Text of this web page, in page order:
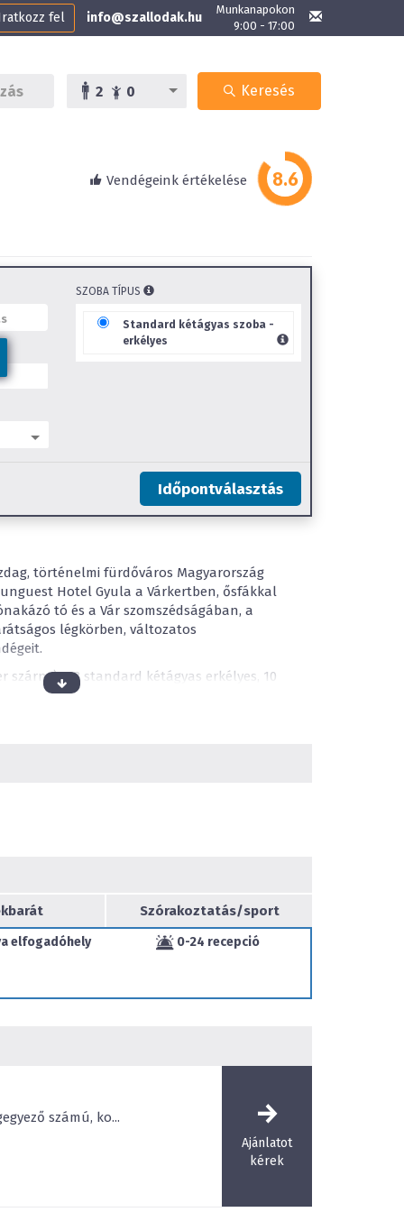
fel info@szallodak.hu
Munkanapokon
9:00 - 17:00
2 0 Keresés
Vendégeink értékelése
SZOBA TÍPUS
Standard kétágyas szoba -
erkélyes
Időpontválasztás
történelmi fürdőváros Magyarország
Hotel Gyula a Várkertben, ősfákkal
tó és a Vár szomszédságában, a
légkörben, változatos
szárny) 153 standard kétágyas erkélyes, 10
szobával, 4 junior lakosztállyal, 5
mini bárral, telefonnal, szobai széffel ellátott!
várják kedves Vendégeinket.
Szórakoztatás/sport
elfogadóhely 0-24 recepció
számú, ko...
Ajánlatot
kérek